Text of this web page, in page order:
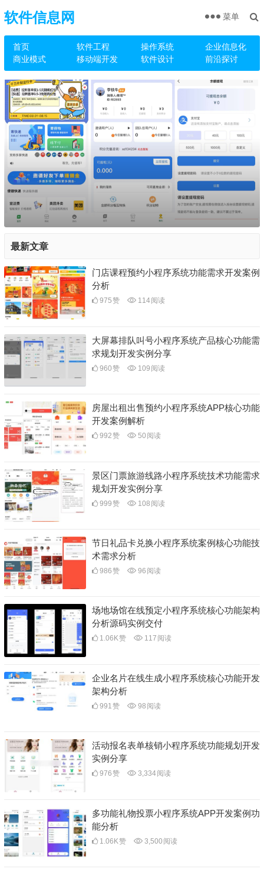
软件信息网
首页 软件工程 操作系统
企业信息化
商业模式
移动端开发 软件设计 前沿探讨
菜单
最新文章
门店课程预约小程序系统功能需求开发案例
分析
975赞 114阅读
大屏幕排队叫号小程序系统产品核心功能需
求规划开发实例分享
960赞 109 阅读
房屋出租出售预约小程序系统APP核心功能
开发案例解析
992赞 50 阅读
景区门票旅游线路小程序系统技术功能需求
规划开发实例分享
999赞 108 阅读
节日礼品卡兑换小程序系统案例核心功能技
术需求分析
986赞 96 阅读
场地场馆在线预定小程序系统核心功能架构
分析源码实例交付
1.06K赞 117 阅读
企业名片在线生成小程序系统核心功能开发
架构分析
991赞 98 阅读
活动报名表单核销小程序系统功能规划开发
实例分享
976赞 3,334阅读
多功能礼物投票小程序系统APP开发案例功
能分析
1.06K赞 3,500 阅读